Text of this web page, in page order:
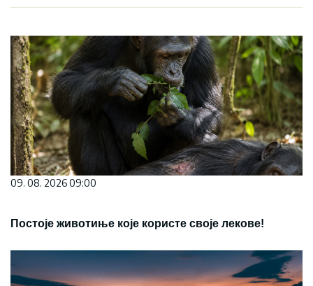
09. 08. 2026 09:00
Постоје животиње које користе своје лекове!